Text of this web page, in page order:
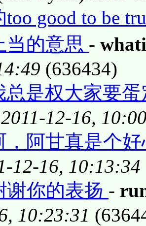
too good to be
当的意思 -
(636434)
总是权大家要
2011-12-16,
，阿甘真是个
12-16, 10:13:34
谢你的表扬 -
10:23:31